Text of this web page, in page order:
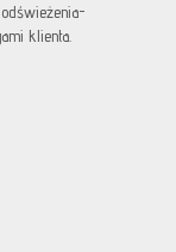
klienta.